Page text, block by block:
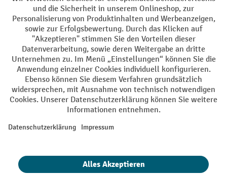
Impressum Datenschutz
Barrierefreiheit Privacy Settings
Alle Preise exkl. gesetzl. Mehrwertsteuer zzgl.Versandkostenund ggf.
Nachnahmegebühren, wenn nicht anders angegeben.
¹ Der Rabatt gilt so lange der Vorrat reicht. Der Rabatt gilt nicht auf
oder Gutscheinen ist nicht möglich. | ² Der Rabatt wird einmalig bei
eingelöst werden. Die Höhe des Rabatts variiert je nach
Produktkategorie und beträgt bis zu 10 % (10 % auf Lager, Umwelt,